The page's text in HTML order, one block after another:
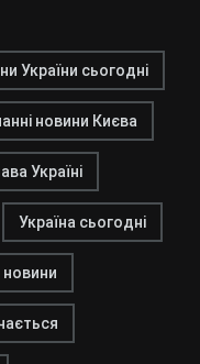
України сьогодні
новини Києва
Україні
Україна сьогодні